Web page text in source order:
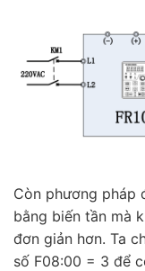
Còn phương pháp
bằng biến tần mà
đơn giản hơn. Ta
số F08:00 = 3 để